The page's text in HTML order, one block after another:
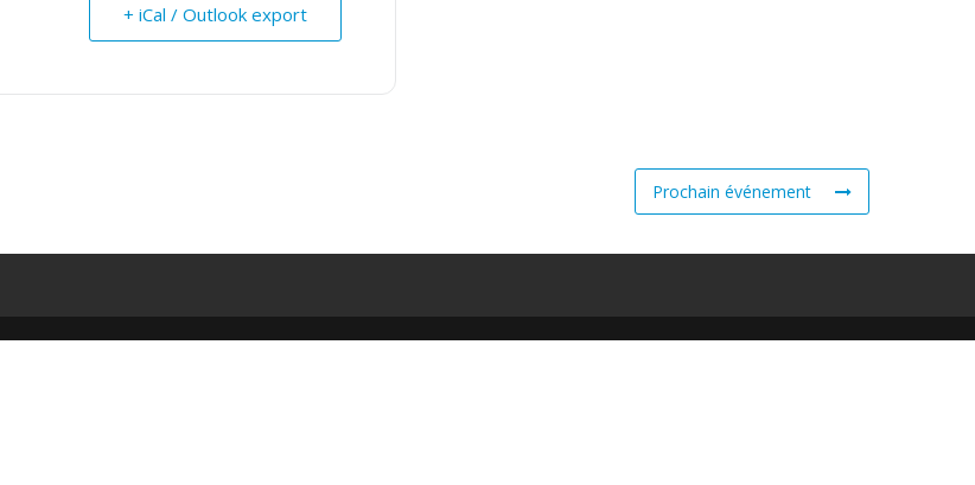
+ iCal / Outlook export
Prochain événement